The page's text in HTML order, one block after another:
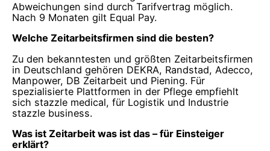
Abweichungen sind durch Tarifvertrag möglich.
Nach 9 Monaten gilt Equal Pay.
Welche Zeitarbeitsfirmen sind die besten?
Zu den bekanntesten und größten Zeitarbeitsfirmen
in Deutschland gehören DEKRA, Randstad, Adecco,
Manpower, DB Zeitarbeit und Piening. Für
spezialisierte Plattformen in der Pflege empfiehlt
sich stazzle medical, für Logistik und Industrie
stazzle business.
Was ist Zeitarbeit was ist das – für Einsteiger
erklärt?